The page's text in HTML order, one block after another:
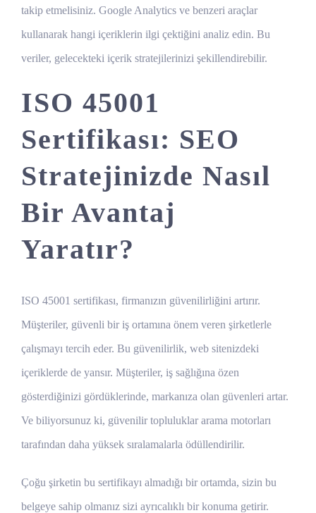
takip etmelisiniz. Google Analytics ve benzeri araçlar
kullanarak hangi içeriklerin ilgi çektiğini analiz edin. Bu
veriler, gelecekteki içerik stratejilerinizi şekillendirebilir.
ISO 45001
Sertifikası: SEO
Stratejinizde Nasıl
Bir Avantaj
Yaratır?
ISO 45001 sertifikası, firmanızın güvenilirliğini artırır.
Müşteriler, güvenli bir iş ortamına önem veren şirketlerle
çalışmayı tercih eder. Bu güvenilirlik, web sitenizdeki
içeriklerde de yansır. Müşteriler, iş sağlığına özen
gösterdiğinizi gördüklerinde, markanıza olan güvenleri artar.
Ve biliyorsunuz ki, güvenilir topluluklar arama motorları
tarafından daha yüksek sıralamalarla ödüllendirilir.
Çoğu şirketin bu sertifikayı almadığı bir ortamda, sizin bu
belgeye sahip olmanız sizi ayrıcalıklı bir konuma getirir.